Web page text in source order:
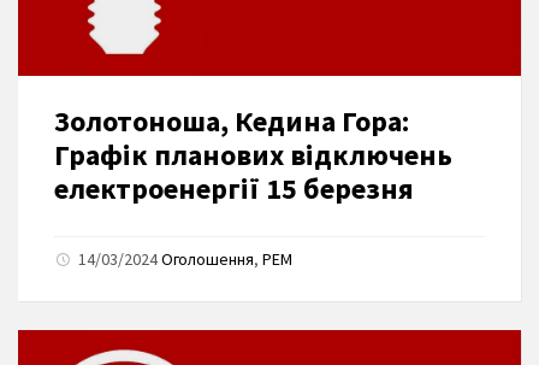
Золотоноша, Кедина Гора:
Графік планових відключень
електроенергії 15 березня
14/03/2024Оголошення, РЕМ